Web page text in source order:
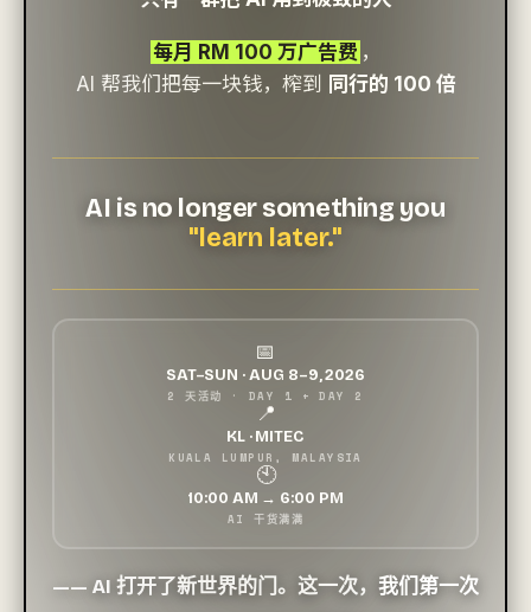
每月 RM 100 万广告费 ，
AI 帮我们把每一块钱，榨到 同行的 100 倍
AI is no longer something you
"learn later."
📅
SAT–SUN · AUG 8–9, 2026
2 天活动 · DAY 1 + DAY 2
📍
KL · MITEC
KUALA LUMPUR, MALAYSIA
🕙
10:00 AM → 6:00 PM
AI 干货满满
—— AI 打开了新世界的门。这一次， 我们第一次